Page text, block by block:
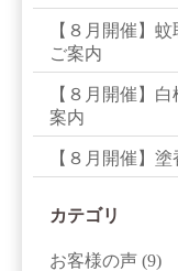
【８月開催】
ご案内
【８月開催】
案内
【８月開催】
カテゴリ
お客様の声 (9)